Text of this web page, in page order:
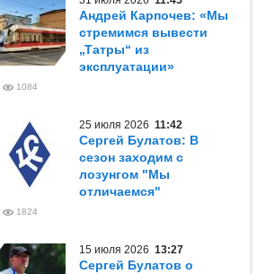
Андрей Карпочев: «Мы
стремимся вывести
„Татры“ из
эксплуатации»
1084
25 июля 2026 11:42
Сергей Булатов: В
сезон заходим с
лозунгом "Мы
отличаемся"
1824
15 июля 2026 13:27
Сергей Булатов о